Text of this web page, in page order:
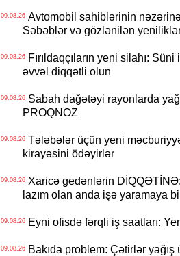
09.08.26Avtomobil sahiblərinin
Səbəblər və gözlənilən
09.08.26Fırıldaqçıların yeni silahı:
əvvəl diqqətli olun
09.08.26Sabah dağətəyi rayonlarda
PROQNOZ
09.08.26Tələbələr üçün yeni
kirayəsini ödəyirlər
09.08.26Xaricə gedənlərin DİQQƏTİNƏ:
lazım olan anda işə yaramaya
09.08.26Eyni ofisdə fərqli iş saatları:
09.08.26Bakıda problem: Çətirlər